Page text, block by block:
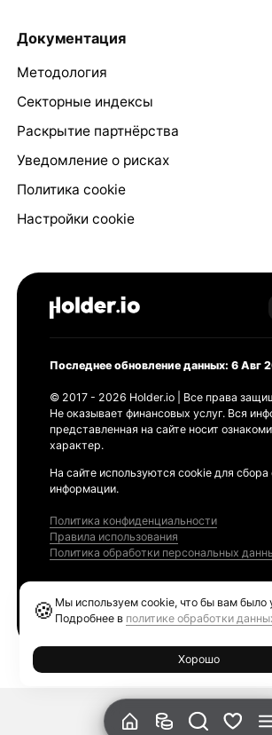
Документация
Методология
Секторные индексы
Раскрытие партнёрства
Уведомление о рисках
Политика cookie
Настройки cookie
Последнее обновление данных: 6 Авг
© 2017 - 2026 Holder.io | Все права
Не оказывает финансовых услуг. Вся
представленная на сайте носит
характер.
На сайте используются cookie для сбора
информации.
Политика конфиденциальности
Правила использования
Политика обработки персональных
🍪 Мы используем cookie, что бы вам было
Подробнее в политике обработки
Хорошо
Ethereum GAS Tracker